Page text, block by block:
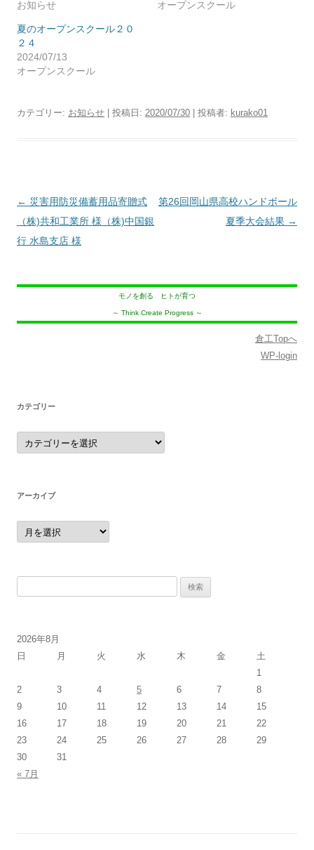
お知らせ
オープンスクール
夏のオープンスクール２０
２４
2024/07/13
オープンスクール
カテゴリー: お知らせ | 投稿日: 2020/07/30 投稿者: kurako01
投
稿
ナ
シ
← 災害用防災備蓄用品寄贈式
（株)共和工業所 様（株)中国銀
行 水島支店 様
第26回岡山県高校ハンドボール
夏季大会結果 →
モノを創る ヒトが育つ
～ Think Create Progress ～
倉工Topへ
WP-login
カテゴリー
カ
テ
ゴ
アーカイブ
ア
ー
カ
2026年8月
日
月 火 水 木 金
土
1
2
3 4 5 6 7
8
9
10 11 12 13 14
15
16
17 18 19 20 21
22
23
24 25 26 27 28
29
30
31
« 7月